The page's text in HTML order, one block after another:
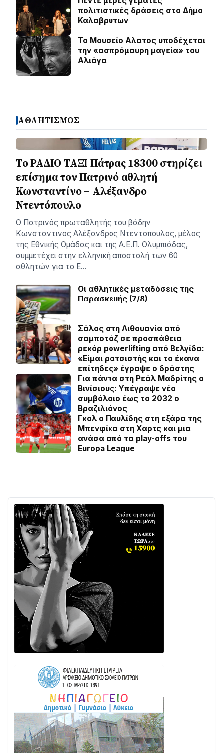
πολιτιστικές δράσεις στο Δήμο
Καλαβρύτων
Το Μουσείο Αλατος υποδέχεται
την «ασπρόμαυρη μαγεία» του
Αλιάγα
ΑΘΛΗΤΙΣΜΟΣ
Το ΡΑΔΙΟ ΤΑΞΙ Πάτρας 18300 στηρίζει
επίσημα τον Πατρινό αθλητή
Κωνσταντίνο – Αλέξανδρο
Ντεντόπουλο
Ο Πατρινός πρωταθλητής του βάδην
Κωνσταντινος Αλέξανδρος Ντεντοπουλος, μέλος
της Εθνικής Ομάδας και της Α.Ε.Π. Ολυμπιάδας,
συμμετέχει στην ελληνική αποστολή των 60
αθλητών για το Ε…
Οι αθλητικές μεταδόσεις της
Παρασκευής (7/8)
Σάλος στη Λιθουανία από
σαμποτάζ σε προσπάθεια
ρεκόρ powerlifting από Βελγίδα:
«Είμαι ρατσιστής και το έκανα
επίτηδες» έγραψε ο δράστης
Για πάντα στη Ρεάλ Μαδρίτης ο
Βινίσιους: Yπέγραψε νέο
συμβόλαιο έως το 2032 ο
Βραζιλιάνος
Γκολ ο Παυλίδης στη εξάρα της
Μπενφίκα στη Χαρτς και μια
ανάσα από τα play-offs του
Europa League